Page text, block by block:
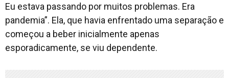
Eu estava passando por muitos problemas. Era
pandemia”. Ela, que havia enfrentado uma separação e
começou a beber inicialmente apenas
esporadicamente, se viu dependente.